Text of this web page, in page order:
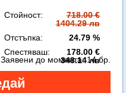
Стойност:
718.00 €
1404.29 лв
Отстъпка:
24.79 %
Спестяваш:
178.00 €
348.14 лв
Заявени до момента:14 бр.